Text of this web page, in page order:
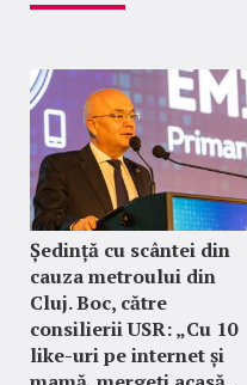
Ședință cu scântei din
cauza metroului din
Cluj. Boc, către
consilierii USR: „Cu 10
like-uri pe internet și